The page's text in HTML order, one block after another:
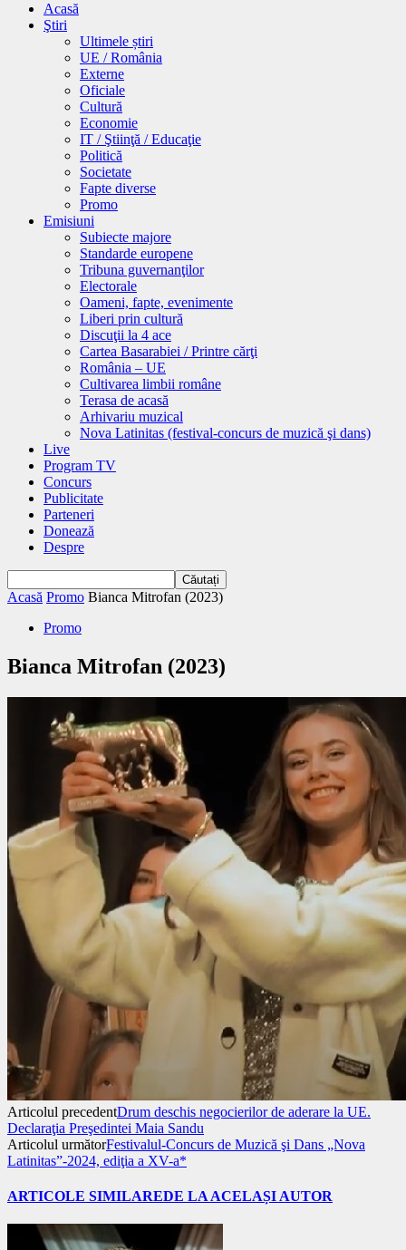
Acasă
Ştiri
Ultimele știri
UE / România
Externe
Oficiale
Cultură
Economie
IT / Ştiinţă / Educaţie
Politică
Societate
Fapte diverse
Promo
Emisiuni
Subiecte majore
Standarde europene
Tribuna guvernanţilor
Electorale
Oameni, fapte, evenimente
Liberi prin cultură
Discuţii la 4 ace
Cartea Basarabiei / Printre cărţi
România – UE
Cultivarea limbii române
Terasa de acasă
Arhivariu muzical
Nova Latinitas (festival-concurs de muzică şi dans)
Live
Program TV
Concurs
Publicitate
Parteneri
Donează
Despre
Acasă Promo Bianca Mitrofan (2023)
Promo
Bianca Mitrofan (2023)
Articolul precedentDrum deschis negocierilor de aderare la UE.
Declaraţia Preşedintei Maia Sandu
Articolul următorFestivalul-Concurs de Muzică şi Dans „Nova
Latinitas”-2024, ediţia a XV-a*
ARTICOLE SIMILAREDE LA ACELAȘI AUTOR